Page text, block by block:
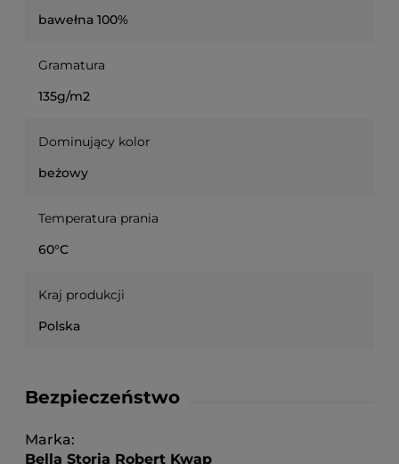
bawełna 100%
Gramatura
135g/m2
Dominujący kolor
beżowy
Temperatura prania
60°C
Kraj produkcji
Polska
Bezpieczeństwo
Marka
Bella Storia Robert Kwap